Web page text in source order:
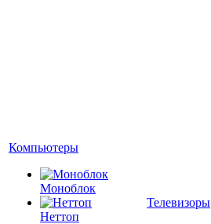
Компьютеры
Моноблок
Неттоп
Телевизоры